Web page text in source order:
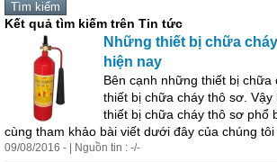
Kết quả tìm kiếm trên Tin tức
Những thiết bị chữa
hiện nay
Bên cạnh những thiết bị
thiết bị chữa cháy thô sơ. Vậy
thiết bị chữa cháy thô sơ phổ
cùng tham khảo bài viết dưới đây của chúng tôi
09/08/2016 - | Nguồn tin : -/-